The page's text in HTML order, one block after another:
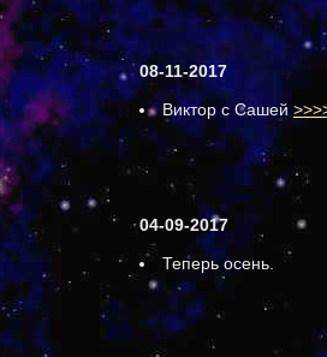
08-11-2017
Виктор с Сашей
04-09-2017
Теперь осень.